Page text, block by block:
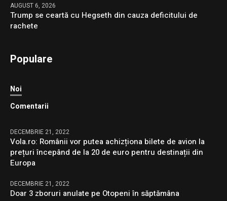
AUGUST 6, 2026
Trump se ceartă cu Hegseth din cauza deficitului de
rachete
Populare
Noi
Comentarii
DECEMBRIE 21, 2022
Vola.ro: Românii vor putea achizționa bilete de avion la
prețuri începând de la 20 de euro pentru destinații din
Europa
DECEMBRIE 21, 2022
Doar 3 zboruri anulate pe Otopeni în săptămâna